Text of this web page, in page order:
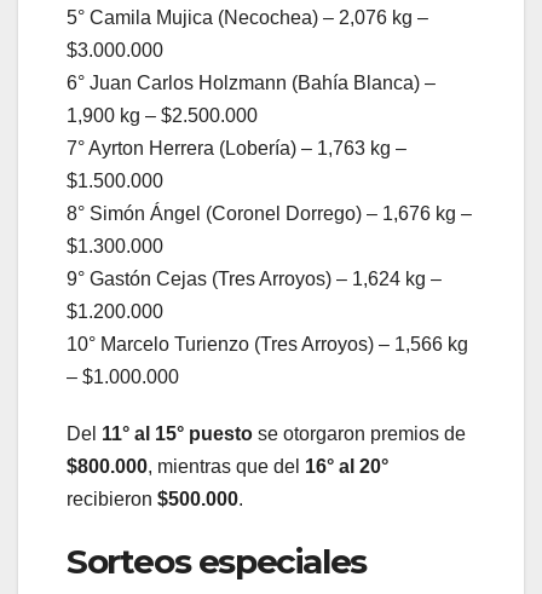
5° Camila Mujica (Necochea) – 2,076 kg –
$3.000.000
6° Juan Carlos Holzmann (Bahía Blanca) –
1,900 kg – $2.500.000
7° Ayrton Herrera (Lobería) – 1,763 kg –
$1.500.000
8° Simón Ángel (Coronel Dorrego) – 1,676 kg –
$1.300.000
9° Gastón Cejas (Tres Arroyos) – 1,624 kg –
$1.200.000
10° Marcelo Turienzo (Tres Arroyos) – 1,566 kg
– $1.000.000
Del 11° al 15° puesto se otorgaron premios de
$800.000, mientras que del 16° al 20°
recibieron $500.000.
Sorteos especiales